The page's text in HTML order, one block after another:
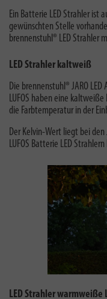
Ein Batterie LED Strahler ist
gewünschten Stelle
brennenstuhl® LED Strahler
LED Strahler kaltweiß
Die brennenstuhl® JARO
LUFOS haben eine
die Farbtemperatur in der
Der Kelvin-Wert liegt bei den
LUFOS Batterie LED
LED Strahler warmweiße